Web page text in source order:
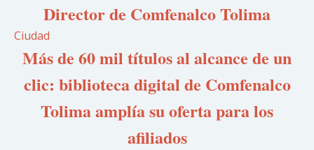
Director de Comfenalco Tolima
Ciudad
Más de 60 mil títulos al alcance de un
clic: biblioteca digital de Comfenalco
Tolima amplía su oferta para los
afiliados